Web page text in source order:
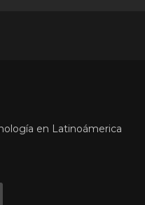
en Latinoámerica